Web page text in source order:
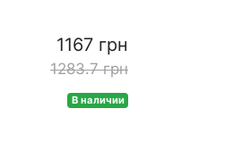
1167 грн
1283.7 грн
В наличии